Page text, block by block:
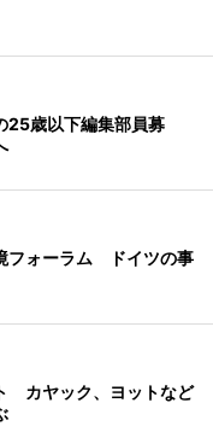
25歳以下編集部員募
フォーラム ドイツの事
カヤック、ヨットなど